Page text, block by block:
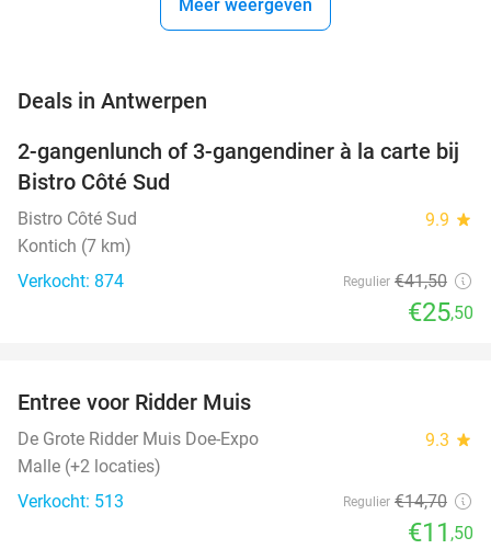
Meer weergeven
Deals in Antwerpen
39%
2-gangenlunch of 3-gangendiner à la carte bij
Bistro Côté Sud
Bistro Côté Sud 9.9 star
Kontich (7 km)
Verkocht: 874
Regulier €41,50
€25,50
Entree voor Ridder Muis
De Grote Ridder Muis Doe-Expo 9.3 star
Malle (+2 locaties)
Verkocht: 513
Regulier €14,70
€11 ,50